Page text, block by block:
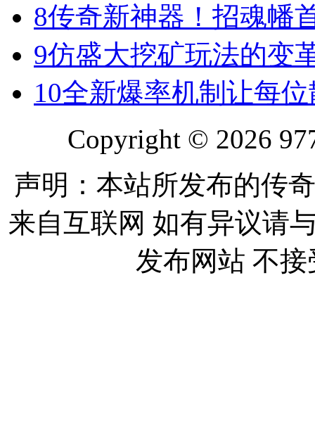
8传奇新神器！招魂幡
9仿盛大挖矿玩法的变
10全新爆率机制让每
Copyright © 2026
声明：本站所发布的传
来自互联网 如有异议请
发布网站 不